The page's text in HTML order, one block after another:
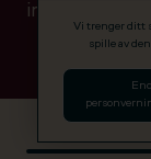
ingen
Vi trenger ditt
spille av